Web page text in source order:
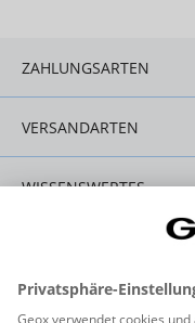
ZAHLUNGSARTEN
VERSANDARTEN
WISSENSWERTES